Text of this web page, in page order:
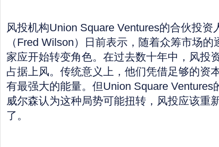
风投机构Union Square Ventures的合伙投资
（Fred Wilson）日前表示，随着众筹市场
家应开始转变角色。在过去数十年中，风投
占据上风。传统意义上，他们凭借足够的资
有最强大的能量。但Union Square Ventures
威尔森认为这种局势可能扭转，风投应该重
了。